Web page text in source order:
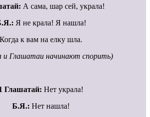
А сама, шар сей, украла!
Я не крала! Я нашла!
Когда к вам на елку шла.
и Глашатаи начинают спорить)
Глашатай: Нет украла!
Б.Я.: Нет нашла!